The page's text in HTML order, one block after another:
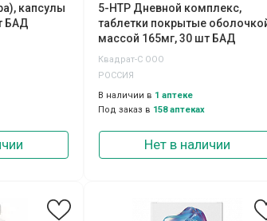
капсулы
БАД
5-НТР Дневной комплекс,
таблетки покрытые
массой 165мг, 30 шт БАД
Квадрат-С ООО
РОССИЯ
В наличии в 1 аптеке
Под заказ в 158 аптеках
Нет в наличии